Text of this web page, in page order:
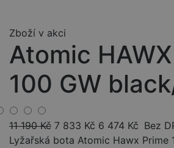
Zboží v akci
Atomic
100 GW
11 190Kč 7 833 Kč 6 474 Kč Bez
Lyžařská bota Atomic Hawx Prime